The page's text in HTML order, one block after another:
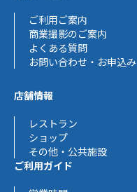
ご利用ご案内
商業撮影のご案内
よくある質問
お問い合わせ・お申込み
店舗情報
レストラン
ショップ
その他・公共施設
ご利用ガイド